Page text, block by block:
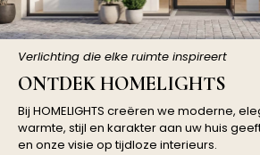
Verlichting die elke ruimte inspireert
ONTDEK HOMELIGHTS
Bij HOMELIGHTS creëren we moderne,
warmte, stijl en karakter aan uw huis
en onze visie op tijdloze interieurs.